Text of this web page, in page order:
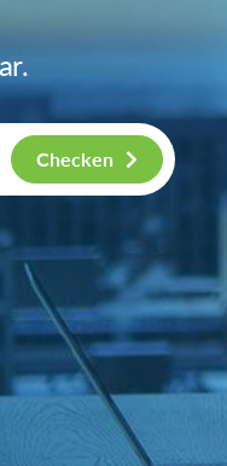
Checken